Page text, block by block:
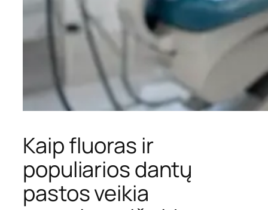
Kaip fluoras ir
populiarios dantų
pastos veikia